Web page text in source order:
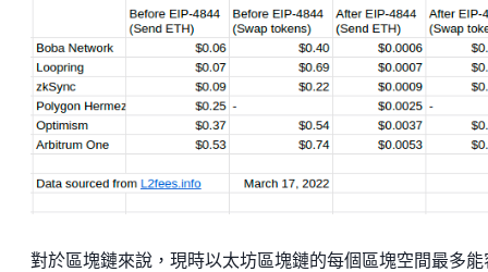
對於區塊鏈來說，現時以太坊區塊鏈的每個區塊空間最多能